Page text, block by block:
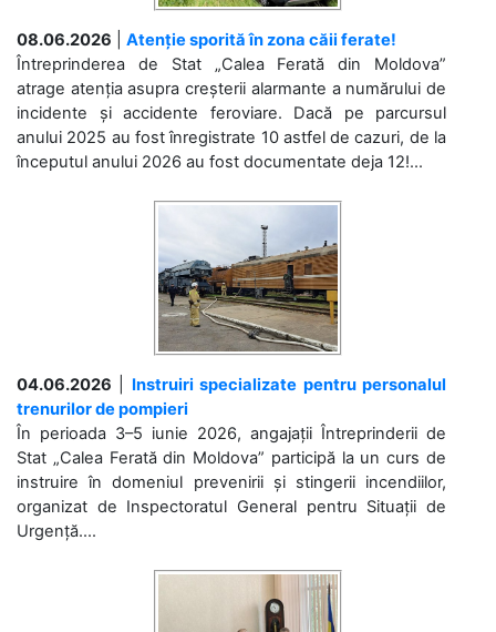
08.06.2026
Atenție sporită în zona căii ferate!
Întreprinderea de Stat „Calea Ferată din Moldova”
atrage atenția asupra creșterii alarmante a numărului de
incidente și accidente feroviare. Dacă pe parcursul
anului 2025 au fost înregistrate 10 astfel de cazuri, de la
începutul anului 2026 au fost documentate deja 12!...
04.06.2026
Instruiri specializate pentru personalul
trenurilor de pompieri
În perioada 3–5 iunie 2026, angajații Întreprinderii de
Stat „Calea Ferată din Moldova” participă la un curs de
instruire în domeniul prevenirii și stingerii incendiilor,
organizat de Inspectoratul General pentru Situații de
Urgență....